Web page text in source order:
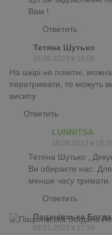
Вам !
Ответить
Тетяна Шутько
16.06.2023 в 16:06
На шкірі не помітні,
перетримати, то можуть
висипу
Ответить
LUNNITSA
16.06.2023 в
Тетяна Шутько ,
Ви обираєте нас.
менше часу
Ответить
Пацанівська
09.01.2023 в 17:59